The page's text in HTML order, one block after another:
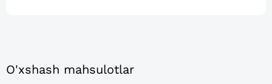
O'xshash mahsulotlar